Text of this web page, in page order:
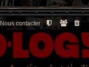
Nous contacter